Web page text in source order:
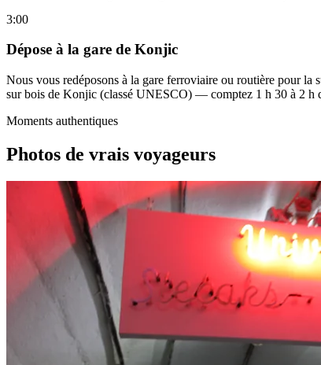
3:00
Dépose à la gare de Konjic
Nous vous redéposons à la gare ferroviaire ou routière pour
sur bois de Konjic (classé UNESCO) — comptez 1 h 30 à 2 h
Moments authentiques
Photos de vrais voyageurs